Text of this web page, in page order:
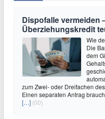
Dispofalle vermeiden
Überziehungskredit
Wie
Die
dem
zum Zwei- oder Dreifachen
Einen separaten Antrag
[…] (00)